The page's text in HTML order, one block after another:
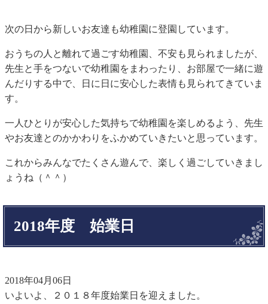
次の日から新しいお友達も幼稚園に登園しています。
おうちの人と離れて過ごす幼稚園、不安も見られましたが、
先生と手をつないで幼稚園をまわったり、お部屋で一緒に遊
んだりする中で、日に日に安心した表情も見られてきていま
す。
一人ひとりが安心した気持ちで幼稚園を楽しめるよう、先生
やお友達とのかかわりをふかめていきたいと思っています。
これからみんなでたくさん遊んで、楽しく過ごしていきまし
ょうね（＾＾）
2018年度 始業日
2018年04月06日
いよいよ、２０１８年度始業日を迎えました。